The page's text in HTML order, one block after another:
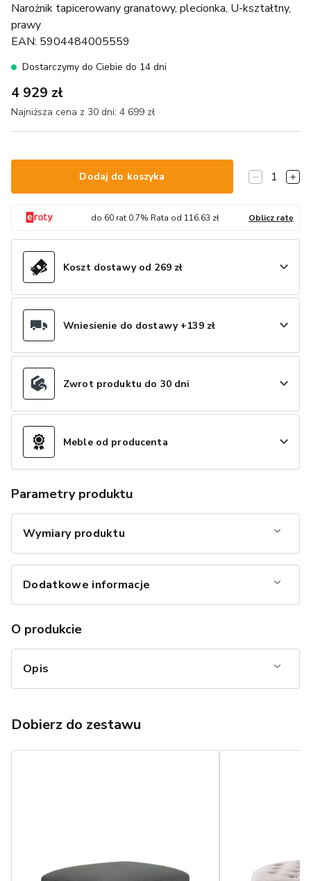
Narożnik tapicerowany granatowy, plecionka, U-kształtny,
prawy
EAN: 5904484005559
Dostarczymy do Ciebie do 14 dni
4 929 zł
Najniższa cena z 30 dni: 4 699 zł
Dodaj do koszyka 1
do 60rat 0.7% Rata od 116.63 zł Oblicz ratę
Koszt dostawy od 269 zł
Wniesienie do dostawy +139 zł
Zwrot produktu do 30 dni
Meble od producenta
Parametry produktu
Wymiary produktu
Dodatkowe informacje
O produkcie
Opis
Dobierz do zestawu